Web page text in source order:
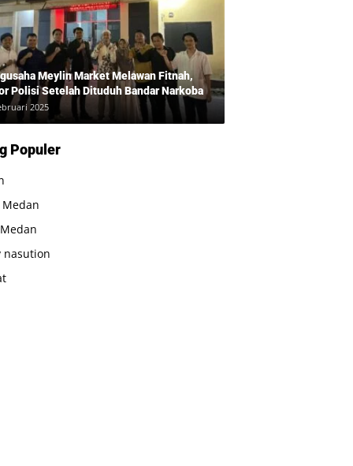
Meylin Market Melawan Fitnah,
Polisi Setelah Dituduh Bandar Narkoba
2025
Populer
nasution